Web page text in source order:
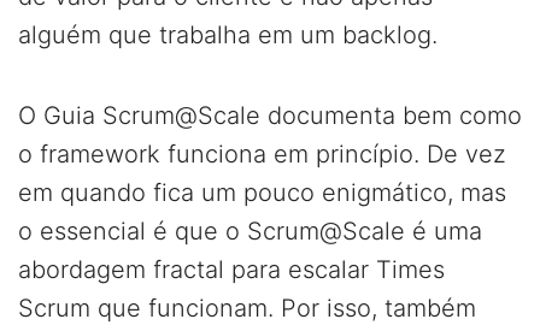
alguém que trabalha em um backlog.
O Guia Scrum@Scale documenta bem como
o framework funciona em princípio. De vez
em quando fica um pouco enigmático, mas
o essencial é que o Scrum@Scale é uma
abordagem fractal para escalar Times
Scrum que funcionam. Por isso, também